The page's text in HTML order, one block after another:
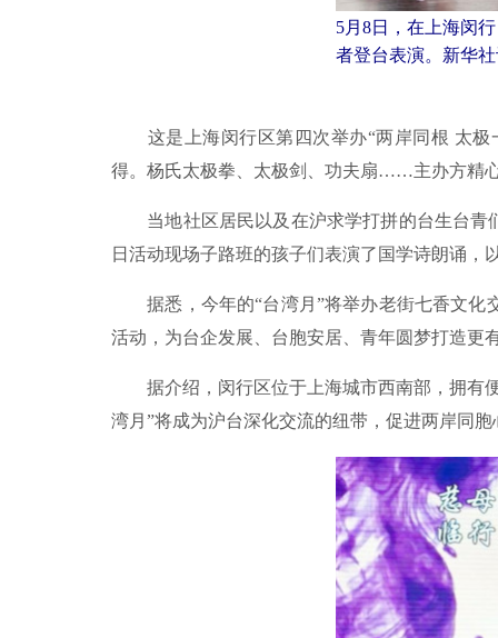
5月8日，在上海闵
者登台表演。新华
这是上海闵行区第四次举办“两岸同根 太极
得。杨氏太极拳、太极剑、功夫扇……主办方精
当地社区居民以及在沪求学打拼的台生台青
日活动现场子路班的孩子们表演了国学诗朗诵
据悉，今年的“台湾月”将举办老街七香文化
活动，为台企发展、台胞安居、青年圆梦打造更
据介绍，闵行区位于上海城市西南部，拥有便
湾月”将成为沪台深化交流的纽带，促进两岸同